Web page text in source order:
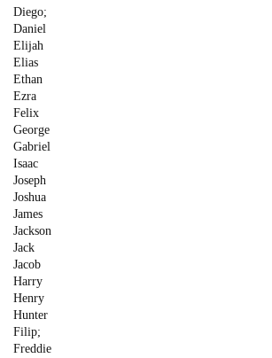
Diego;
Daniel
Elijah
Elias
Ethan
Ezra
Felix
George
Gabriel
Isaac
Joseph
Joshua
James
Jackson
Jack
Jacob
Harry
Henry
Hunter
Filip;
Freddie